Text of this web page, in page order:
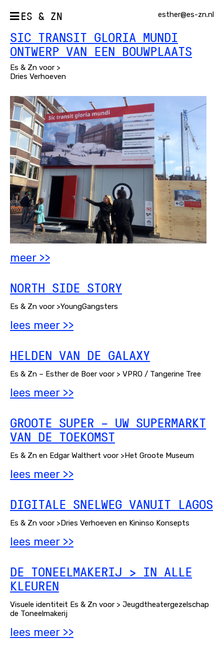
ES & ZN
SIC TRANSIT GLORIA MUNDI
ONTWERP VAN EEN BOUWPLAATS
Es & Zn voor >
Dries Verhoeven
meer >>
NORTH SIDE STORY
Es & Zn voor >YoungGangsters
lees meer >>
HELDEN VAN DE GALAXY
Es & Zn – Esther de Boer voor > VPRO / Tangerine Tree
lees meer >>
GROOTE SUPER – UW SUPERMARKT
VAN DE TOEKOMST
Es & Zn en Edgar Walthert voor >Het Groote Museum
lees meer >>
DIGITALE SNELWEG VANUIT LAGOS
Es & Zn voor >Dries Verhoeven en Kininso Konsepts
lees meer >>
DE TONEELMAKERIJ > IN ALLE
KLEUREN
Visuele identiteit Es & Zn voor > Jeugdtheatergezelschap
de Toneelmakerij
lees meer >>
esther@es-zn.nl